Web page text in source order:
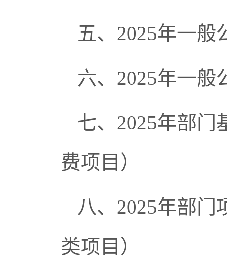
五、 2025年一般
六、 2025年一般
七、 2025年部门
费项目）
八、 2025年部门
类项目）